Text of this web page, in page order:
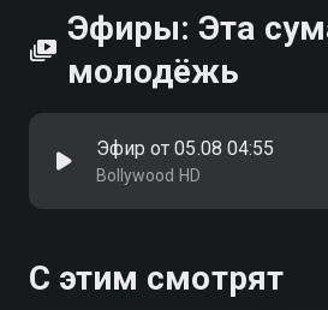
Эфиры: Эта
молодёжь
Эфир от 05.08 04:55
Bollywood HD
С этим смотрят